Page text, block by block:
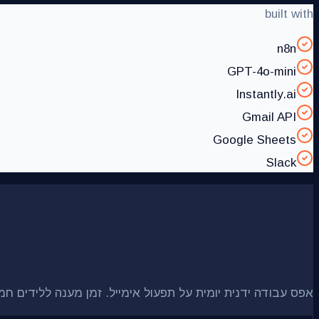
built with
n8n
GPT-4o-mini
Instantly.ai
Gmail API
Google Sheets
Slack
אפס עבודה ידנית יומית על תפעול אימייל. זמן מענה ללידים חמים ירד מ-24-48 שעות ל-8 דקות. שיעור המרת לידים לפגישות עלה ב-40%. הצוות עוסק עכשיו